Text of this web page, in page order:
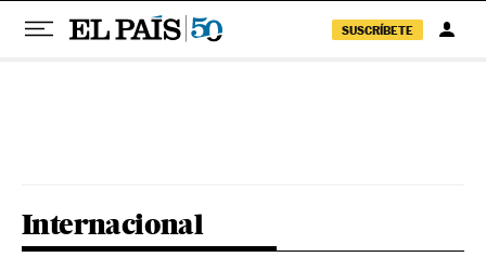
SUSCRÍBETE
Internacional